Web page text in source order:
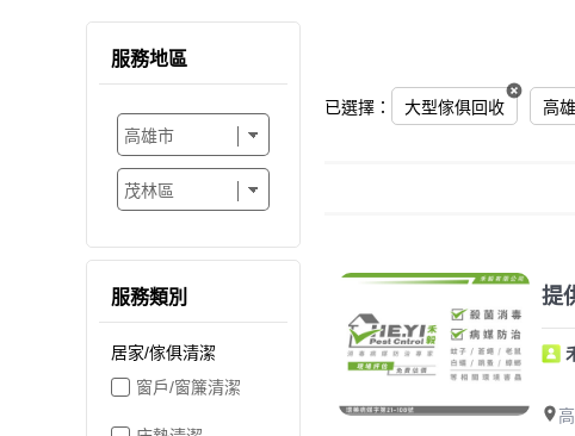
已選擇： 大型傢俱回收
服務地區
服務類別
居家/傢俱清潔
窗戶/窗簾清潔
提